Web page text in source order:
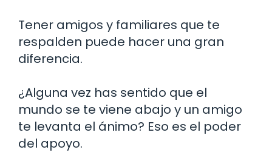
Tener amigos y familiares que te
respalden puede hacer una gran
diferencia.
¿Alguna vez has sentido que el
mundo se te viene abajo y un amigo
te levanta el ánimo? Eso es el poder
del apoyo.